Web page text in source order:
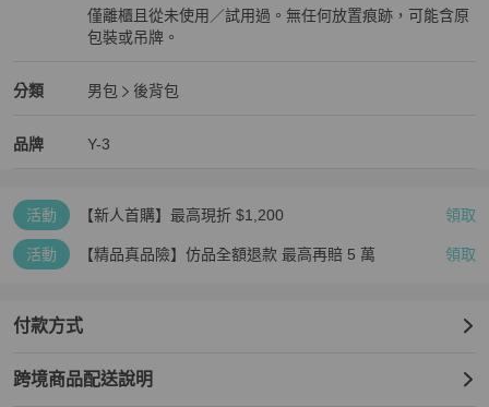
僅離櫃且從未使用／試用過。無任何放置痕跡，可能含原
包裝或吊牌。
分類
Y-3男包 分類資訊
男包
後背包
品牌
Y-3精品 男包品牌介紹
Y-3
Y-3推薦清單
活動 【新人首購】最高現折 $1,200 領取
活動 【精品真品險】仿品全額退款 最高再賠 5 萬 領取
付款方式
跨境商品配送說明